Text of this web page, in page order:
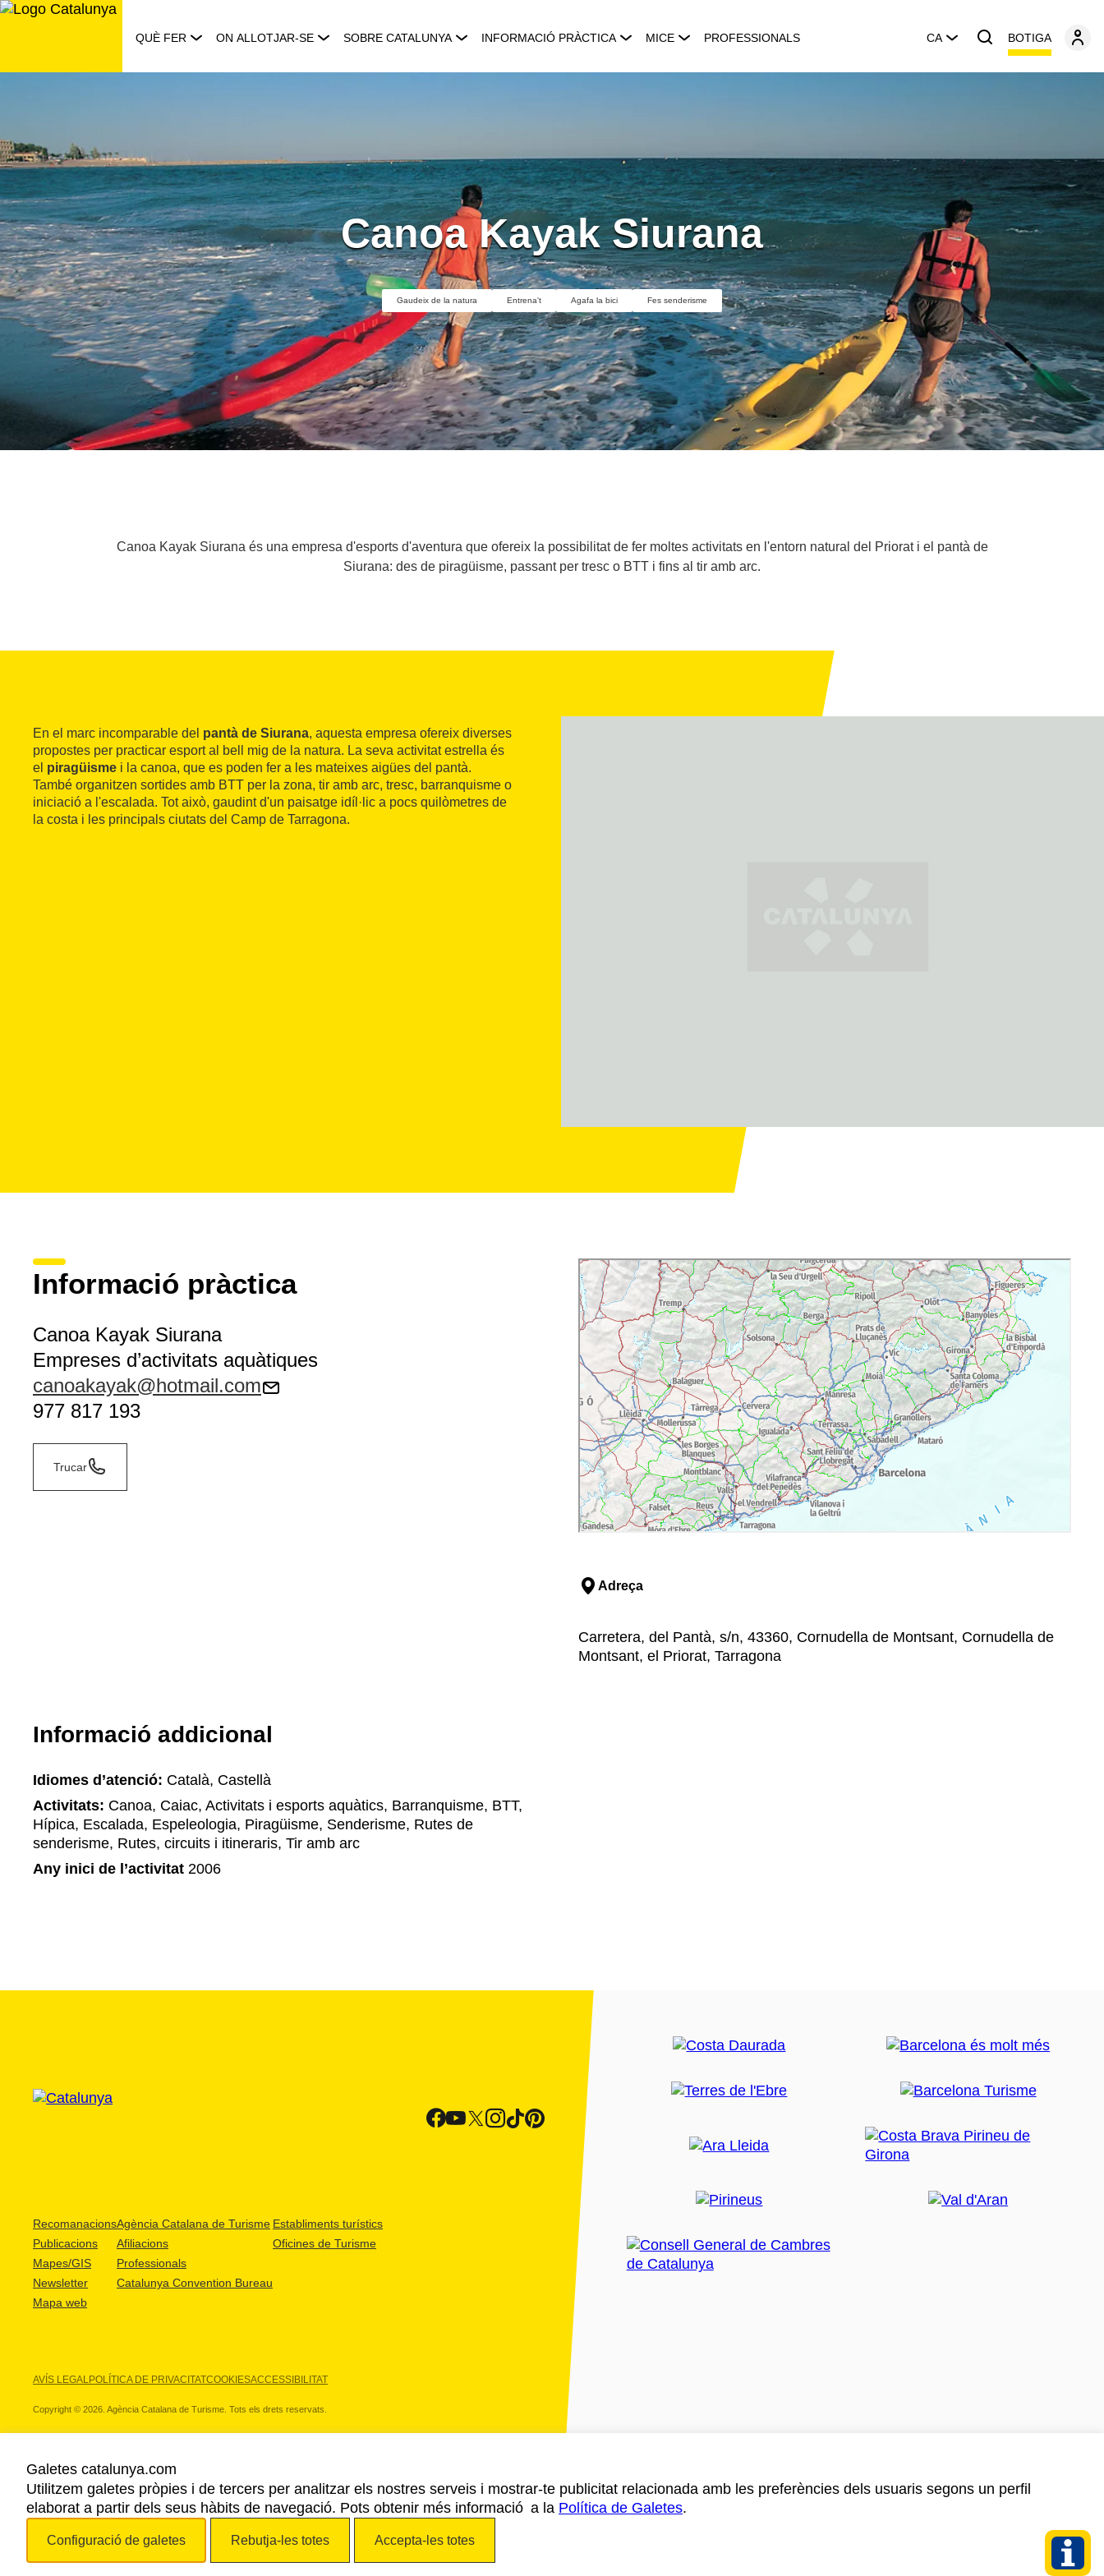
Saltar
QUÈ FER ON ALLOTJAR-SE SOBRE CATALUNYA INFORMACIÓ PRÀCTICA MICE PROFESSIONALS CA BOTIGA
Canoa Kayak Siurana
Gaudeix de la natura Entrena't Agafa la bici Fes senderisme
Canoa Kayak Siurana és una empresa d'esports d'aventura que ofereix la possibilitat de fer moltes activitats en l'entorn natural del Priorat i el pantà de
Siurana: des de piragüisme, passant per tresc o BTT i fins al tir amb arc.
En el marc incomparable del pantà de Siurana, aquesta empresa ofereix diverses
propostes per practicar esport al bell mig de la natura. La seva activitat estrella és
el piragüisme i la canoa, que es poden fer a les mateixes aigües del pantà.
També organitzen sortides amb BTT per la zona, tir amb arc, tresc, barranquisme o
iniciació a l'escalada. Tot això, gaudint d'un paisatge idíl·lic a pocs quilòmetres de
la costa i les principals ciutats del Camp de Tarragona.
Informació pràctica
Canoa Kayak Siurana
Empreses d’activitats aquàtiques
canoakayak@hotmail.com
977 817 193
Trucar
Adreça
Carretera, del Pantà, s/n, 43360, Cornudella de Montsant, Cornudella de
Montsant, el Priorat, Tarragona
Informació addicional
Idiomes d’atenció: Català, Castellà
Activitats: Canoa, Caiac, Activitats i esports aquàtics, Barranquisme, BTT,
Hípica, Escalada, Espeleologia, Piragüisme, Senderisme, Rutes de
senderisme, Rutes, circuits i itineraris, Tir amb arc
Any inici de l’activitat 2006
Recomanacions
Publicacions
Mapes/GIS
Newsletter
Mapa web
Agència Catalana de Turisme
Afiliacions
Professionals
Catalunya Convention Bureau
Establiments turístics
Oficines de Turisme
AVÍS LEGALPOLÍTICA DE PRIVACITATCOOKIESACCESSIBILITAT
Copyright © 2026. Agència Catalana de Turisme. Tots els drets reservats.
ELS NOSTRES PARTNERS
Galetes catalunya.com
Utilitzem galetes pròpies i de tercers per analitzar els nostres serveis i mostrar-te publicitat relacionada amb les preferències dels usuaris segons un perfil
elaborat a partir dels seus hàbits de navegació. Pots obtenir més informació a la Política de Galetes.
Configuració de galetes Rebutja-les totes Accepta-les totes